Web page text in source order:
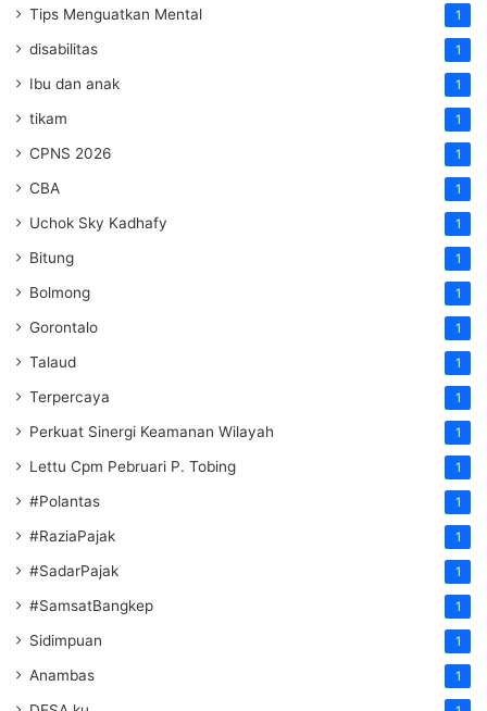
Tips Menguatkan Mental 1
disabilitas 1
Ibu dan anak 1
tikam 1
CPNS 2026 1
CBA 1
Uchok Sky Kadhafy 1
Bitung 1
Bolmong 1
Gorontalo 1
Talaud 1
Terpercaya 1
Perkuat Sinergi Keamanan Wilayah 1
Lettu Cpm Pebruari P. Tobing 1
#Polantas 1
#RaziaPajak 1
#SadarPajak 1
#SamsatBangkep 1
Sidimpuan 1
Anambas 1